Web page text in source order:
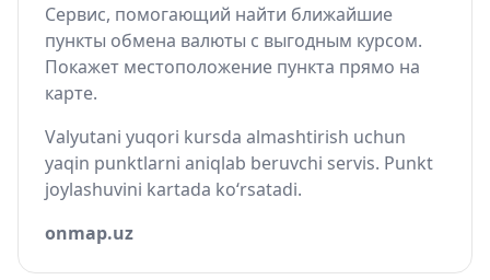
Сервис, помогающий найти ближайшие
пункты обмена валюты с выгодным курсом.
Покажет местоположение пункта прямо на
карте.
Valyutani yuqori kursda almashtirish uchun
yaqin punktlarni aniqlab beruvchi servis. Punkt
joylashuvini kartada ko‘rsatadi.
onmap.uz